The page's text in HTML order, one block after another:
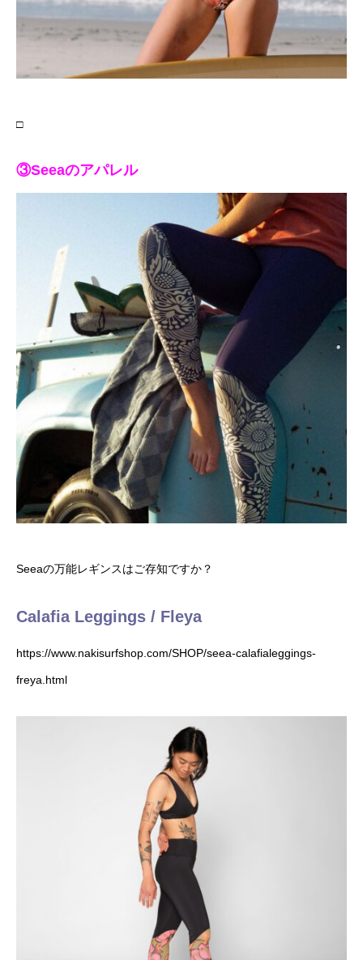
□
③Seeaのアパレル
Seeaの万能レギンスはご存知ですか？
Calafia Leggings / Fleya
https://www.nakisurfshop.com/SHOP/seea-calafialeggings-
freya.html